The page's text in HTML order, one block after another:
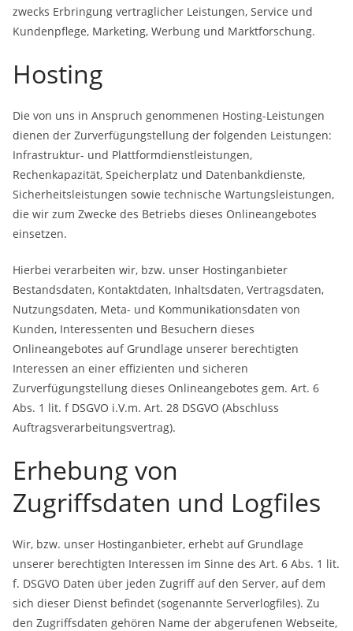
zwecks Erbringung vertraglicher Leistungen, Service und
Kundenpflege, Marketing, Werbung und Marktforschung.
Hosting
Die von uns in Anspruch genommenen Hosting-Leistungen
dienen der Zurverfügungstellung der folgenden Leistungen:
Infrastruktur- und Plattformdienstleistungen,
Rechenkapazität, Speicherplatz und Datenbankdienste,
Sicherheitsleistungen sowie technische Wartungsleistungen,
die wir zum Zwecke des Betriebs dieses Onlineangebotes
einsetzen.
Hierbei verarbeiten wir, bzw. unser Hostinganbieter
Bestandsdaten, Kontaktdaten, Inhaltsdaten, Vertragsdaten,
Nutzungsdaten, Meta- und Kommunikationsdaten von
Kunden, Interessenten und Besuchern dieses
Onlineangebotes auf Grundlage unserer berechtigten
Interessen an einer effizienten und sicheren
Zurverfügungstellung dieses Onlineangebotes gem. Art. 6
Abs. 1 lit. f DSGVO i.V.m. Art. 28 DSGVO (Abschluss
Auftragsverarbeitungsvertrag).
Erhebung von
Zugriffsdaten und Logfiles
Wir, bzw. unser Hostinganbieter, erhebt auf Grundlage
unserer berechtigten Interessen im Sinne des Art. 6 Abs. 1 lit.
f. DSGVO Daten über jeden Zugriff auf den Server, auf dem
sich dieser Dienst befindet (sogenannte Serverlogfiles). Zu
den Zugriffsdaten gehören Name der abgerufenen Webseite,